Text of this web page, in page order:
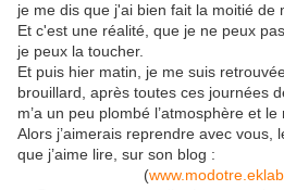
je me dis que j'ai bien fait la moitié de
Et c'est une réalité, que je ne peux
je peux la toucher.
Et puis hier matin, je me suis
brouillard, après toutes ces journées
m’a un peu plombé l’atmosphère et le
Alors j’aimerais reprendre avec vous,
que j’aime lire, sur son blog :
(